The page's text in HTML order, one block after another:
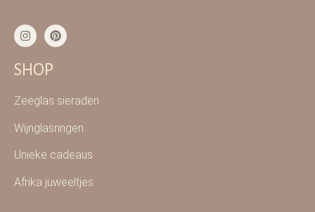
SHOP
Zeeglas sieraden
Wijnglasringen
Unieke cadeaus
Afrika juweeltjes